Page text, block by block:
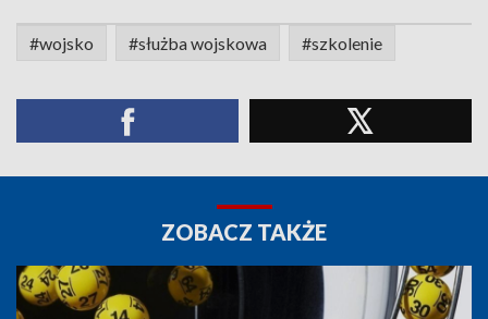
#wojsko #służba wojskowa #szkolenie
ZOBACZ TAKŻE